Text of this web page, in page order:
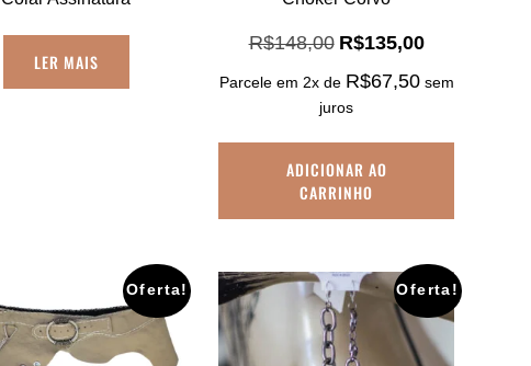
LER MAIS
R$148,00 O
original
era:
R$135,00O
atual
Parcele em 2x de R$67,50 sem
juros
ADICIONAR AO
CARRINHO
Oferta! Oferta!